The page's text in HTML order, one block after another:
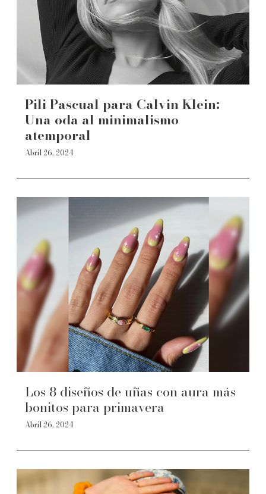
Pili Pascual para Calvin Klein:
Una oda al minimalismo
atemporal
Abril 26, 2024
Los 8 diseños de uñas con aura más
bonitos para primavera
Abril 26, 2024